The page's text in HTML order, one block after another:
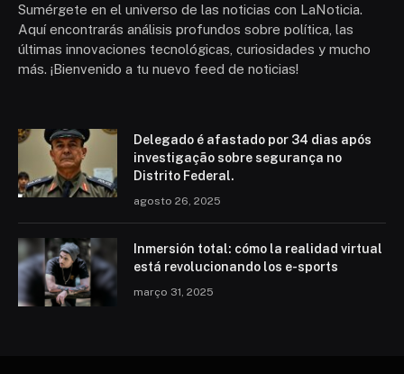
Sumérgete en el universo de las noticias con LaNoticia.
Aquí encontrarás análisis profundos sobre política, las
últimas innovaciones tecnológicas, curiosidades y mucho
más. ¡Bienvenido a tu nuevo feed de noticias!
Delegado é afastado por 34 dias após
investigação sobre segurança no
Distrito Federal.
agosto 26, 2025
Inmersión total: cómo la realidad virtual
está revolucionando los e-sports
março 31, 2025